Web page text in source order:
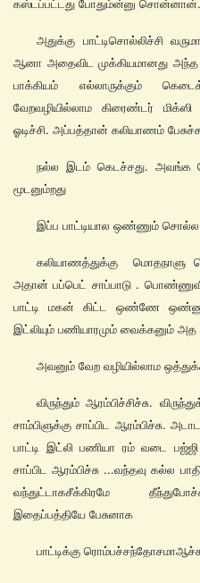
கஸ்டப்பட்டது போதும்ன்னு சொன்னான்.
அதுக்கு பாட்டிசொல்லிச்சி
ஆனா அதைவிட முக்கியமானது அந்த
பாக்கியம் எல்லாருக்கும்
வேறவழியில்லாம கிரைண்டர்
ஓடிச்சி. அப்பத்தான் கலியாணம்
நல்ல இடம் கெடச்சது. அவங்க
மூடனும்றது
இப்ப பாட்டியால ஒண்ணும் சொல்ல
கலியாணத்துக்கு மொதநாளு
அதான் பப்பெட் சாப்பாடு .
பாட்டி மகன் கிட்ட ஒண்ணே ஒண்ணு
இட்லியும் பணியாரமும் வைக்கனும்
அவனும் வேற வழியில்லாம
விருந்தும் ஆரம்பிச்சிச்சு.
சாம்பிளுக்கு சாப்பிட ஆரம்பிச்சு.
பாட்டி இட்லி பணியா ரம் வடை
சாப்பிட ஆரம்பிச்சு ...வந்தவு கல்ல
வந்துட்டாகசீக்கிரமே
இதைப்பத்தியே பேசுனாக
பாட்டிக்கு